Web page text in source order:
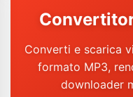
Converti e scarica
formato MP3,
downloader